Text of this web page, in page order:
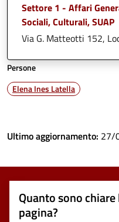
Settore 1 - Affari
Sociali, Culturali, SUAP
Via G. Matteotti 152,
Persone
Elena Ines Latella
Ultimo aggiornamento: 27/
Quanto sono
pagina?